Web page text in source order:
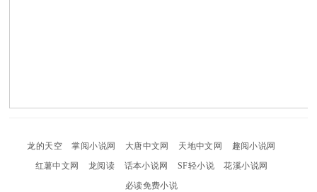
龙的天空 掌阅小说网 大唐中文网 天地中文网
趣阅小说网
红薯中文网
龙阅读 话本小说网 SF轻小说
花溪小说网
必读免费小说